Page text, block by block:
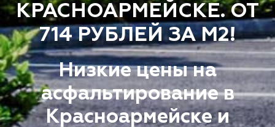
КРАСНОАРМЕЙСКЕ. ОТ
714 РУБЛЕЙ ЗА М2!
Низкие цены на
асфальтирование в
Красноармейске и